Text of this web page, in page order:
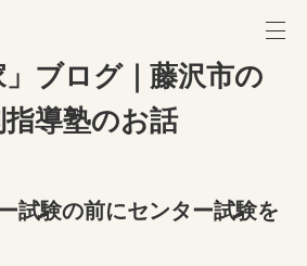
」ブログ｜藤沢市の
指導塾のお話
試験の前にセンター試験を